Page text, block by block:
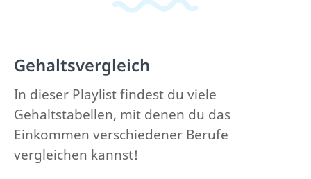
Gehaltsvergleich
In dieser Playlist findest du viele
Gehaltstabellen, mit denen du das
Einkommen verschiedener Berufe
vergleichen kannst!